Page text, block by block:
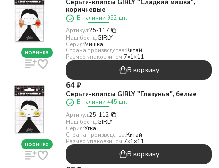
новинка
Серьги-клипсы GIRLY "Сладкий мишка",
коричневые
В наличии 952 шт.
Артикул:25-117
Наш бренд:GIRLY
Серия:Мишка
Страна производства:Китай
Размер упаковки, см:7×1×11
В корзину
новинка
64 ₽
Серьги-клипсы GIRLY "Глазунья", белые
В наличии 445 шт.
Артикул:25-112
Наш бренд:GIRLY
Серия:Утка
Страна производства:Китай
Размер упаковки, см:7×1×11
В корзину